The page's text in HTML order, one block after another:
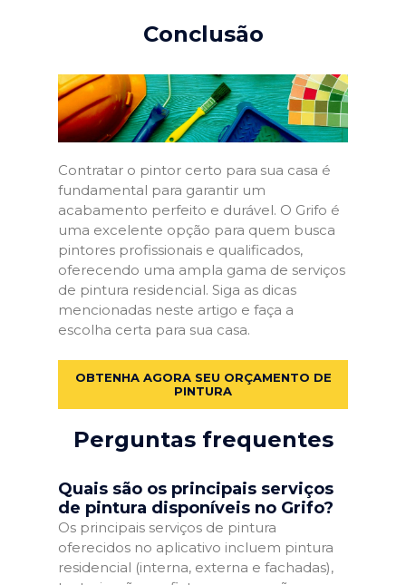
Conclusão
Contratar o pintor certo para sua casa é
fundamental para garantir um
acabamento perfeito e durável. O Grifo é
uma excelente opção para quem busca
pintores profissionais e qualificados,
oferecendo uma ampla gama de serviços
de pintura residencial. Siga as dicas
mencionadas neste artigo e faça a
escolha certa para sua casa.
OBTENHA AGORA SEU ORÇAMENTO DE
PINTURA
Perguntas frequentes
Quais são os principais serviços
de pintura disponíveis no Grifo?
Os principais serviços de pintura
oferecidos no aplicativo incluem pintura
residencial (interna, externa e fachadas),